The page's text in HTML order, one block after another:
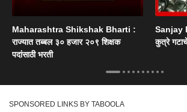
Maharashtra Shikshak Bharti :
राज्यात तब्बल ३० हजार २०९ शिक्षक
पदांसाठी भरती
Sanjay
कुत्रे
SPONSORED LINKS BY TABOOLA